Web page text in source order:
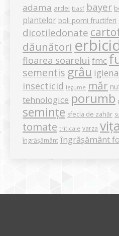
adama ardei basf bayer
plantelor boli pomi fructiferi
dicotiledonate
dăunători
floarea soarelui fmc
sementis grâu
insecticid legume măr
tehnologice porumb
semințe sfecla de zahăr
tomate triticale varza
îngrășământ îngrășământ